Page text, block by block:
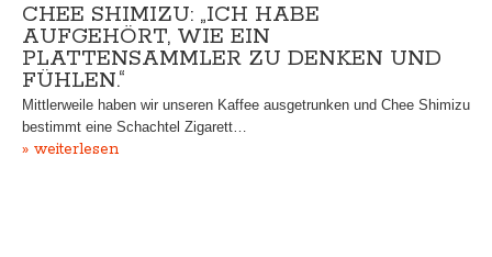
CHEE SHIMIZU: „ICH HABE
AUFGEHÖRT, WIE EIN
PLATTENSAMMLER ZU DENKEN UND
FÜHLEN.“
Mittlerweile haben wir unseren Kaffee ausgetrunken und Chee Shimizu
bestimmt eine Schachtel Zigarett…
» weiterlesen